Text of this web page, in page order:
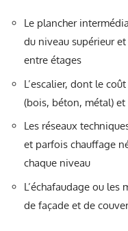
Le plancher
du niveau supérieur
entre étages
L’escalier, dont le
(bois, béton, métal)
Les réseaux
et parfois chauffage
chaque niveau
L’échafaudage ou
de façade et de